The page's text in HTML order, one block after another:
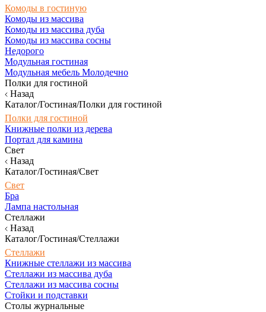
Комоды в гостиную
Комоды из массива
Комоды из массива дуба
Комоды из массива сосны
Недорого
Модульная гостиная
Модульная мебель Молодечно
Полки для гостиной
Назад
Каталог/Гостиная/Полки для гостиной
Полки для гостиной
Книжные полки из дерева
Портал для камина
Свет
Назад
Каталог/Гостиная/Свет
Свет
Бра
Лампа настольная
Стеллажи
Назад
Каталог/Гостиная/Стеллажи
Стеллажи
Книжные стеллажи из массива
Стеллажи из массива дуба
Стеллажи из массива сосны
Стойки и подставки
Столы журнальные